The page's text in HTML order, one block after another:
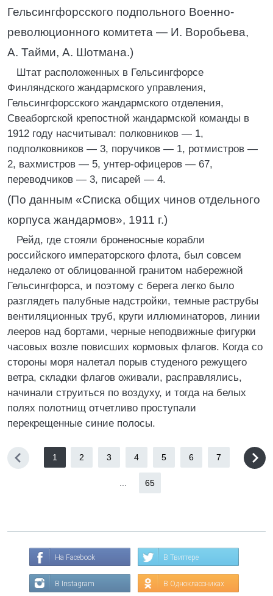
Гельсингфорсского подпольного Военно-
революционного комитета — И. Воробьева,
А. Тайми, А. Шотмана.)
Штат расположенных в Гельсингфорсе
Финляндского жандармского управления,
Гельсингфорсского жандармского отделения,
Свеаборгской крепостной жандармской команды в
1912 году насчитывал: полковников — 1,
подполковников — 3, поручиков — 1, ротмистров —
2, вахмистров — 5, унтер-офицеров — 67,
переводчиков — 3, писарей — 4.
(По данным «Списка общих чинов отдельного
корпуса жандармов», 1911 г.)
Рейд, где стояли броненосные корабли
российского императорского флота, был совсем
недалеко от облицованной гранитом набережной
Гельсингфорса, и поэтому с берега легко было
разглядеть палубные надстройки, темные раструбы
вентиляционных труб, круги иллюминаторов, линии
лееров над бортами, черные неподвижные фигурки
часовых возле повисших кормовых флагов. Когда со
стороны моря налетал порыв студеного режущего
ветра, складки флагов оживали, расправлялись,
начинали струиться по воздуху, и тогда на белых
полях полотнищ отчетливо проступали
перекрещенные синие полосы.
1 2 3 4 5 6 7
65
На Facebook В Твиттере
В Instagram В Одноклассниках